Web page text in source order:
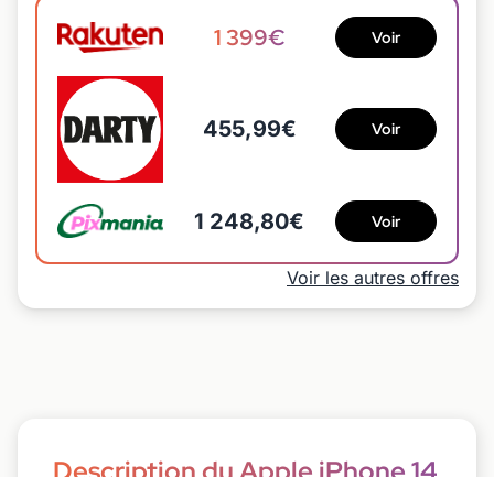
1 399€ Voir
455,99€ Voir
1 248,80€ Voir
Voir les autres offres